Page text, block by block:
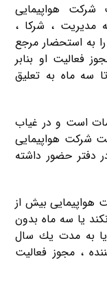
هواپیمایی
مدیریت ، شركا ،
به استحضار مرجع
فعالیت او بنابر
سه ماه به تعلیق
است و در غیاب
شرکت هواپیمایی
حضور داشته
هواپیمایی بیش از
یا سه ماه بدون
یا به مدت یك سال
، مجوز فعالیت